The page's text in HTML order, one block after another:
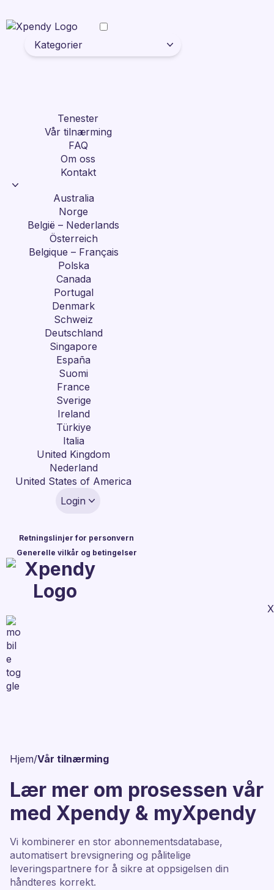
Kategorier
Tenester
Vår tilnærming
FAQ
Om oss
Kontakt
Australia
Norge
België – Nederlands
Österreich
Belgique – Français
Polska
Canada
Portugal
Denmark
Schweiz
Deutschland
Singapore
España
Suomi
France
Sverige
Ireland
Türkiye
Italia
United Kingdom
Nederland
United States of America
Login
Retningslinjer for personvern
Generelle vilkår og betingelser
X
Hjem/Vår tilnærming
Lær mer om prosessen vår
med Xpendy & myXpendy
Vi kombinerer en stor abonnementsdatabase,
automatisert brevsignering og pålitelige
leveringspartnere for å sikre at oppsigelsen din
håndteres korrekt.